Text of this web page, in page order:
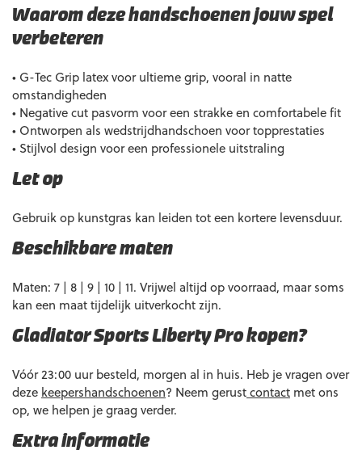
Extra informatie
Waarom deze handschoenen jouw spel
verbeteren
• G-Tec Grip latex voor ultieme grip, vooral in natte
omstandigheden
• Negative cut pasvorm voor een strakke en comfortabele fit
• Ontworpen als wedstrijdhandschoen voor topprestaties
• Stijlvol design voor een professionele uitstraling
Let op
Gebruik op kunstgras kan leiden tot een kortere levensduur.
Beschikbare maten
Maten: 7 | 8 | 9 | 10 | 11. Vrijwel altijd op voorraad, maar soms
kan een maat tijdelijk uitverkocht zijn.
Gladiator Sports Liberty Pro kopen?
Vóór 23:00 uur besteld, morgen al in huis. Heb je vragen over
deze keepershandschoenen? Neem gerustcontact met ons
op, we helpen je graag verder.